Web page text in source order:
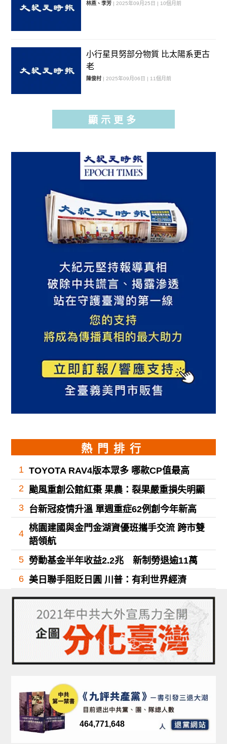
林燕、李芳 | 2025年09月25日 | 10個月前
小行星貝努部分物質 比太陽系更古
老
陳俊村 | 2025年09月06日 | 11個月前
顯示更多
熱門排行
1 TOYOTA RAV4版本眾多 哪款CP值最高
2 颱風重創公館紅棗 果農：裂果嚴重損失明顯
3 台新冠疫情升溫 單週重症62例創今年新高
4
桃園建國與金門金湖資優班攜手交流 跨市雙
語領航
5 勞動基金半年收益2.2兆 新制勞退逾11萬
6 美日聯手阻貶日圓 川普：有利世界經濟
464,771,648